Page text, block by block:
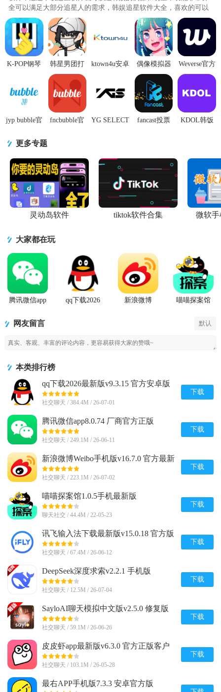
全可以满足大部分追星人的需求，韩娱追星软件大全，喜欢的可以
通过精品网下载，这些软件都..
K-POP钢琴
韩星男团打
扮秘诀游戏
1.0.1安卓版
ktown4u安卓
偶像模拟器
Idol
Simulator1.0.2.85
安卓版
Weverse官方
版app正版
手机最新
jyp bubble官
安卓版
fncbubble官
YG SELECT
fancast投票
KDOL韩饭
更多专题
灵动岛软件 tiktok软件合集 微软手
大家都在玩
腾讯微信app
qq下载2026
新浪微博
喵喵探案馆
网友留言 默认
本类排行榜
qq下载2026最新版v9.3.15 官方安卓版
社交聊天 / 384.4M / 26-07-01
下载
腾讯微信app8.0.74 厂商官方正版
社交聊天 / 249.1M / 26-06-11
下载
新浪微博Weibo手机版v16.7.0 官方最新
版
社交聊天 / 223.1M / 26-07-02
下载
喵喵探案馆1.0.5手机最新版
聊天社交 / 44.4M / 22-05-23
下载
讯飞输入法下载最新版v15.0.18 官方版
社交聊天 / 67.4M / 26-06-12
下载
DeepSeek深度求索v2.2.1 手机版
社交聊天 / 12.5M / 26-07-04
下载
SayloAI聊天模拟中文版v2.5.0 修复版
社交聊天 / 59.1M / 26-06-26
下载
皮皮虾app最新版v6.3.0 官方正版客户
端
社交聊天 / 103.1M / 26-05-28
下载
最右APP手机版7.3.3 安卓官方版